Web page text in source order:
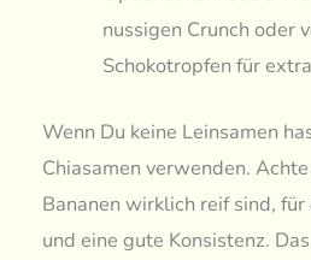
nussigen Crunch oder
Schokotropfen für
Wenn Du keine Leinsamen
Chiasamen verwenden.
Bananen wirklich reif sind,
und eine gute Konsistenz.